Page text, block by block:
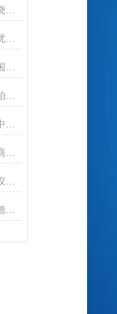
表面张力仪的清洁维护与铂金板灼烧处理
表面张力与界面张力的区别——德优特仪器文献
什么是表界面张力？为什么需要承德优特这样的专业仪器测量？